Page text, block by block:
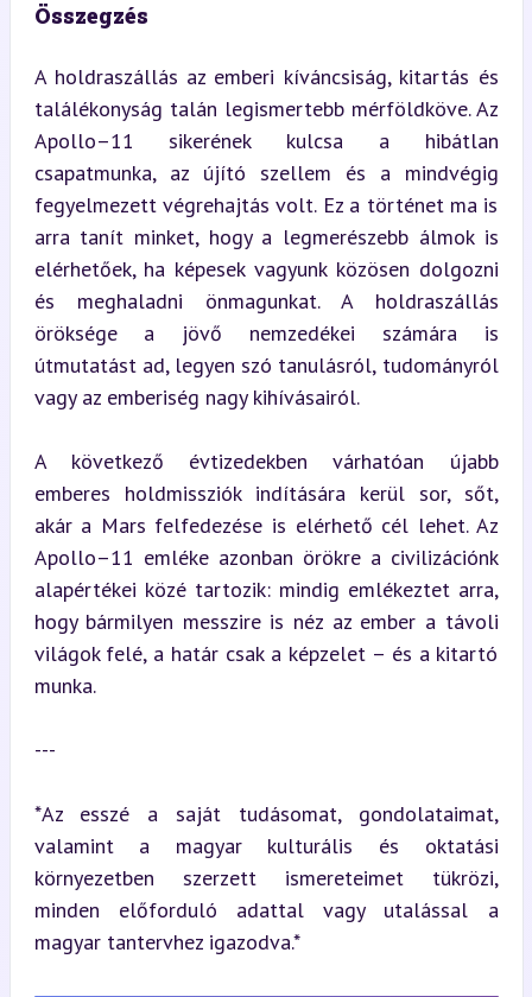
Összegzés
A holdraszállás az emberi kíváncsiság, kitartás és
találékonyság talán legismertebb mérföldköve. Az
Apollo–11 sikerének kulcsa a hibátlan
csapatmunka, az újító szellem és a mindvégig
fegyelmezett végrehajtás volt. Ez a történet ma is
arra tanít minket, hogy a legmerészebb álmok is
elérhetőek, ha képesek vagyunk közösen dolgozni
és meghaladni önmagunkat. A holdraszállás
öröksége a jövő nemzedékei számára is
útmutatást ad, legyen szó tanulásról, tudományról
vagy az emberiség nagy kihívásairól.
A következő évtizedekben várhatóan újabb
emberes holdmissziók indítására kerül sor, sőt,
akár a Mars felfedezése is elérhető cél lehet. Az
Apollo–11 emléke azonban örökre a civilizációnk
alapértékei közé tartozik: mindig emlékeztet arra,
hogy bármilyen messzire is néz az ember a távoli
világok felé, a határ csak a képzelet – és a kitartó
munka.
---
*Az esszé a saját tudásomat, gondolataimat,
valamint a magyar kulturális és oktatási
környezetben szerzett ismereteimet tükrözi,
minden előforduló adattal vagy utalással a
magyar tantervhez igazodva.*